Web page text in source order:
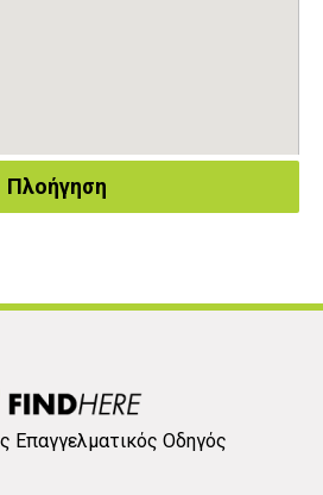
Πλοήγηση
Επαγγελματικός Οδηγός